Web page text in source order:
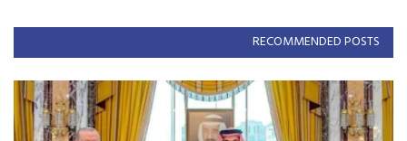
RECOMMENDED POSTS